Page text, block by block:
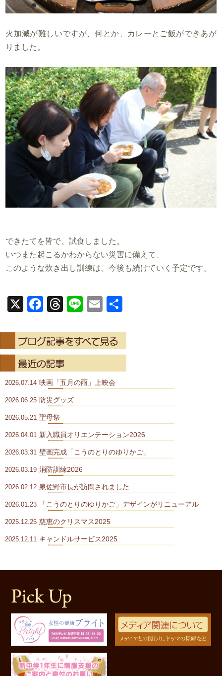
火加減が難しいですが、何とか、カレーとご飯ができあが
りました。
できたてを皆で、試食しました。
いつまた起こるかわからない災害に備えて、
このような炊き出し訓練は、今後も続けていく予定です。
X Facebook
Threads
LineEmail
2026.07.14 映画「五月の雨」上映会
2026.06.25 防災グッズ
2026.05.21 聖母祭
2026.04.01 新入職員オリエンテーション2026
2026.03.31 壁画完成「こうのとりのゆりかご」
2026.03.19 消防訓練2026
2026.02.12 泉佐野市長が訪問されました
2026.01.23 「こうのとりのゆりかご」デザインがリニューアル
2025.12.25 慈恵のクリスマス2025
2025.12.11 キャンドルサービス2025